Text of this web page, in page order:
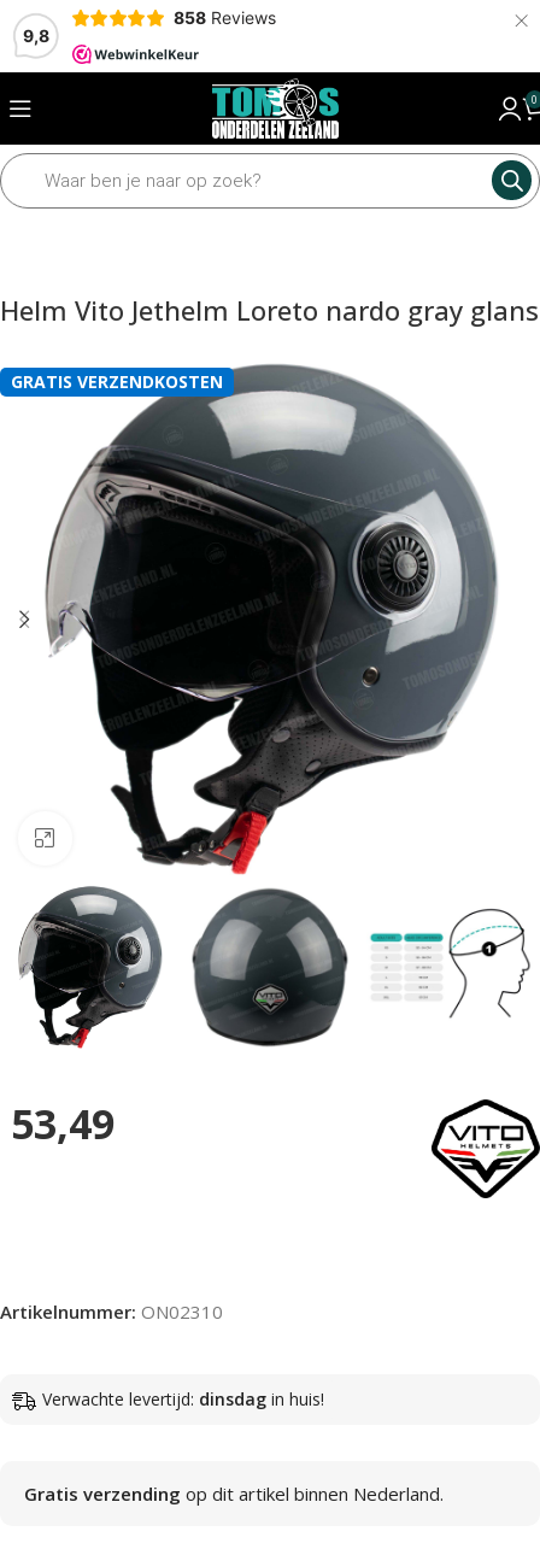
9,8
858 Reviews ×
0
Home Accessoires Helmen
Helm Vito Jethelm Loreto nardo gray glans
GRATIS VERZENDKOSTEN
Klik om te vergroten
53,49
Artikelnummer: ON02310
Verwachte levertijd: dinsdag in huis!
Gratis verzending op dit artikel binnen Nederland.